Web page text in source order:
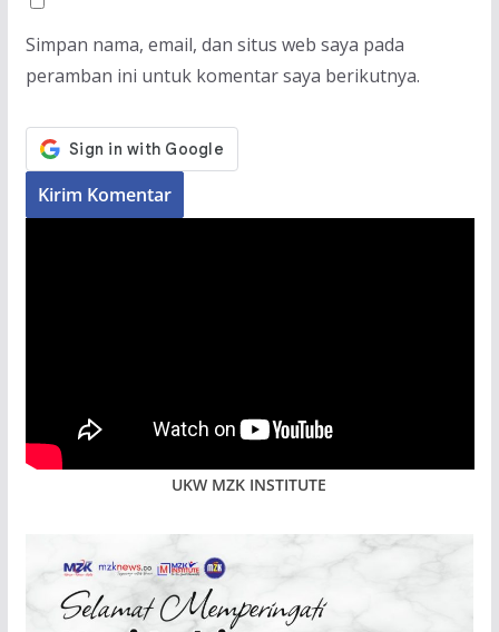
Simpan nama, email, dan situs web saya pada
peramban ini untuk komentar saya berikutnya.
UKW MZK INSTITUTE